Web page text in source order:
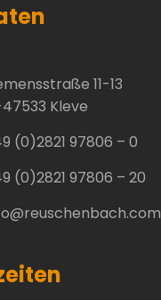
11-13
Kleve
(0)2821 97806 – 0
(0)2821 97806 – 20